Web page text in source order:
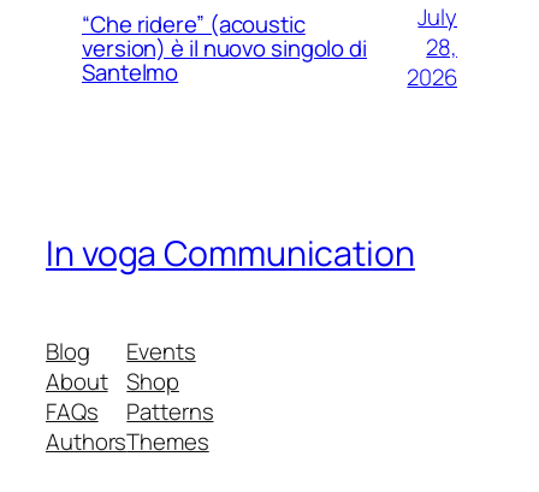
“Che ridere” (acoustic
version) è il nuovo singolo di
Santelmo
July
28,
2026
In voga Communication
Blog
About
FAQs
Authors
Events
Shop
Patterns
Themes